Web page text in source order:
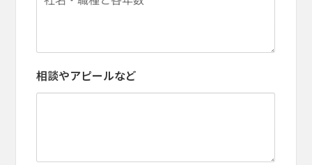
相談やアピールなど